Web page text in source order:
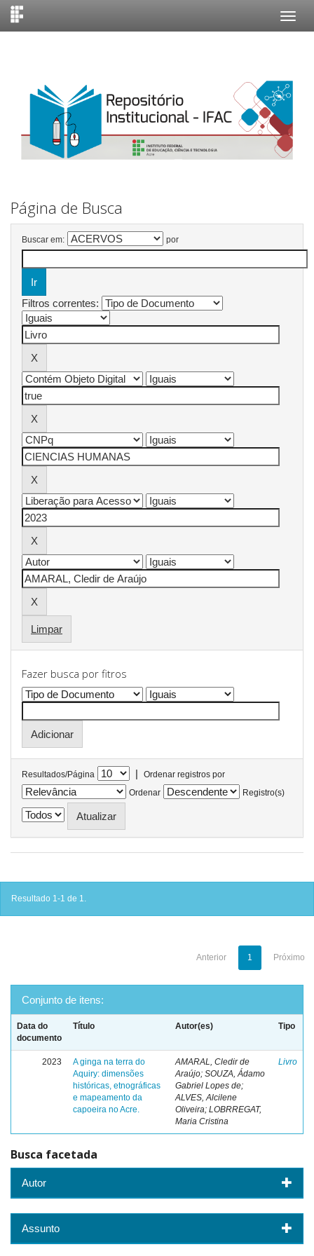
Página de Busca
Buscar em: por
Filtros correntes:
Limpar
Fazer busca por fitros
Resultados/Página |
Ordenar registros por
Ordenar
Registro(s)
Resultado 1-1 de 1.
Anterior 1 Próximo
Conjunto de itens:
Data do
documento
Título Autor(es) Tipo
2023
A ginga na terra do
Aquiry: dimensões
históricas, etnográficas
e mapeamento da
capoeira no Acre.
AMARAL, Cledir de
Araújo; SOUZA, Ádamo
Gabriel Lopes de;
ALVES, Alcilene
Oliveira; LOBRREGAT,
Maria Cristina
Livro
Busca facetada
Autor
Assunto